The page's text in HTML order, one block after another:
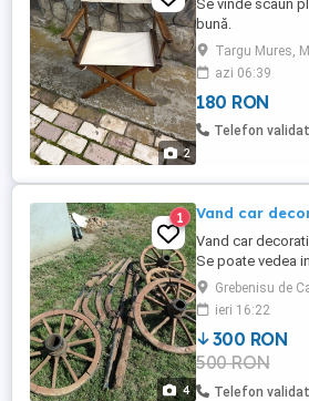
2
Se vinde scaun
bună.
Targu Mures,
azi 06:39
180 RON
Telefon validat
4
1 Vand car
Vand car
Se poate vedea
Campie
Grebenisu de
ieri 16:22
300 RON
500 RON
Telefon validat